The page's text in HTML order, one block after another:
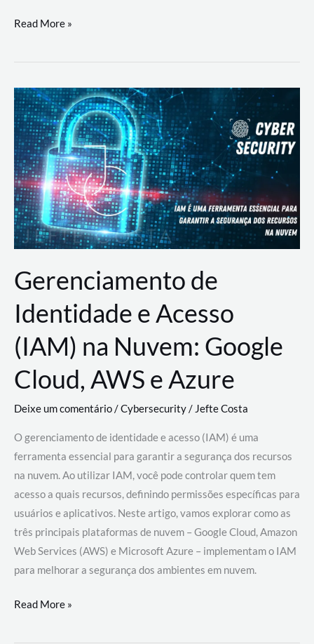
DevSecOps
Prática:
Desenvolvimento,
Segurança
e
Operações
Read More »
Gerenciamento de
Identidade e Acesso
(IAM) na Nuvem: Google
Cloud, AWS e Azure
Deixe um comentário/Cybersecurity/ Jefte Costa
O gerenciamento de identidade e acesso (IAM) é uma
ferramenta essencial para garantir a segurança dos recursos
na nuvem. Ao utilizar IAM, você pode controlar quem tem
acesso a quais recursos, definindo permissões específicas para
usuários e aplicativos. Neste artigo, vamos explorar como as
três principais plataformas de nuvem – Google Cloud, Amazon
Web Services (AWS) e Microsoft Azure – implementam o IAM
para melhorar a segurança dos ambientes em nuvem.
Gerenciamento
Read More »